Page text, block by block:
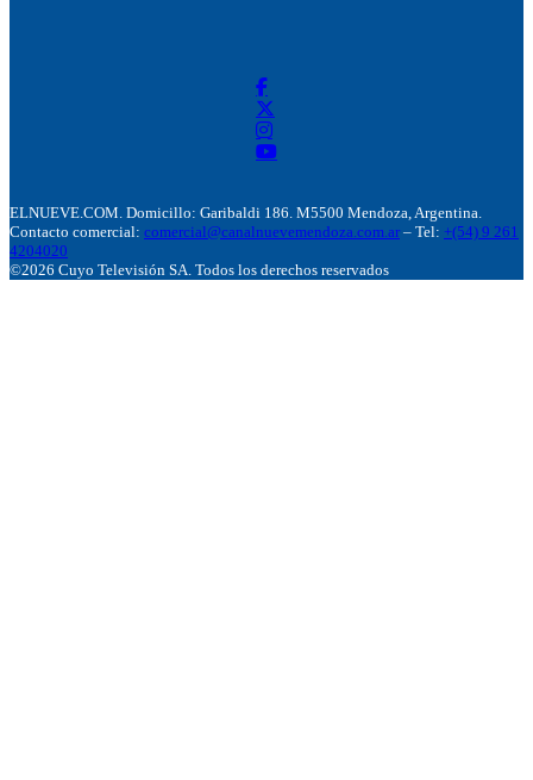
ELNUEVE.COM. Domicillo: Garibaldi 186. M5500 Mendoza, Argentina.
Contacto comercial: comercial@canalnuevemendoza.com.ar – Tel: +(54) 9 261
4204020
©2026 Cuyo Televisión SA. Todos los derechos reservados